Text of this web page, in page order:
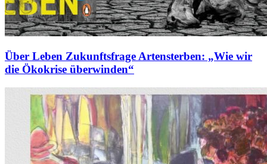
Über Leben Zukunftsfrage Artensterben: „Wie wir
die Ökokrise überwinden“